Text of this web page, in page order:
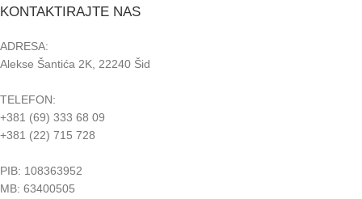
KONTAKTIRAJTE NAS
ADRESA:
Alekse Šantića 2K, 22240 Šid
TELEFON:
+381 (69) 333 68 09
+381 (22) 715 728
PIB: 108363952
MB: 63400505